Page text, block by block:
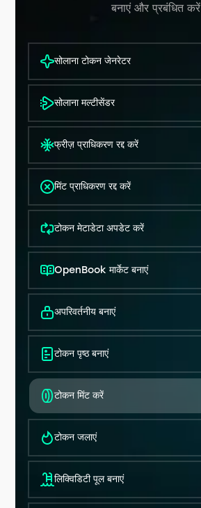
बनाएं और प्रबंधित करें
सोलाना टोकन जेनरेटर
सोलाना मल्टीसेंडर
फ्रीज़ प्राधिकरण रद्द करें
मिंट प्राधिकरण रद्द करें
टोकन मेटाडेटा अपडेट करें
OpenBook मार्केट बनाएं
अपरिवर्तनीय बनाएं
टोकन पृष्ठ बनाएं
टोकन मिंट करें
टोकन जलाएं
लिक्विडिटी पूल बनाएं